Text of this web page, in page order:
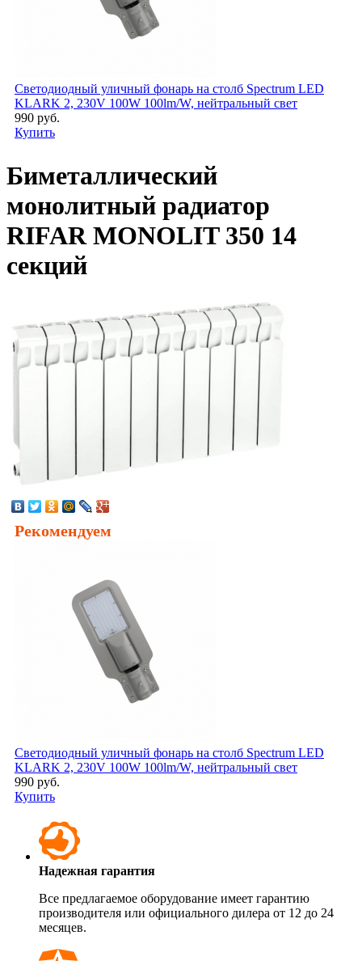
Светодиодный уличный фонарь на столб Spectrum LED
KLARK 2, 230V 100W 100lm/W, нейтральный свет
990 руб.
Купить
Биметаллический
монолитный радиатор
RIFAR MONOLIT 350 14
секций
Рекомендуем
Светодиодный уличный фонарь на столб Spectrum LED
KLARK 2, 230V 100W 100lm/W, нейтральный свет
990 руб.
Купить
Надежная гарантия
Все предлагаемое оборудование имеет гарантию
производителя или официального дилера от 12 до 24
месяцев.